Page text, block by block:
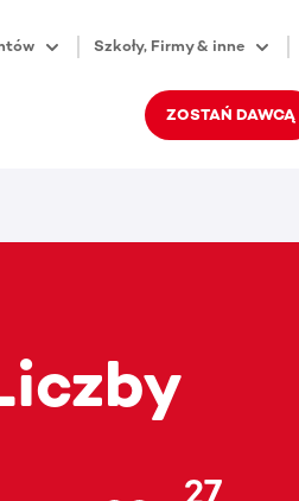
Szkoły, Firmy & inne
ZOSTAŃ DAWCĄ